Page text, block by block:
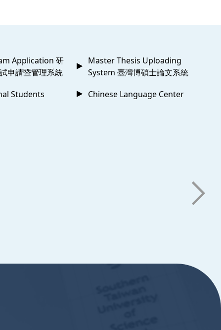
Application 研
申請暨管理系統
Master Thesis Uploading
System 臺灣博碩士論文系統
Students Chinese Language Center